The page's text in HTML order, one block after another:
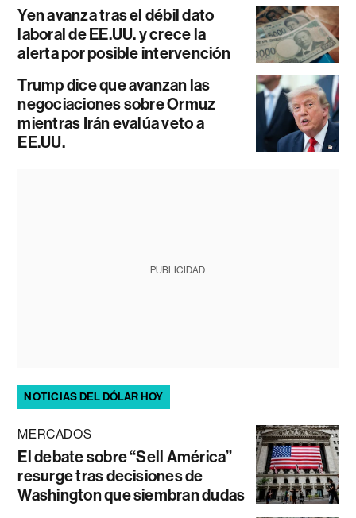
Yen avanza tras el débil dato
laboral de EE.UU. y crece la
alerta por posible intervención
Trump dice que avanzan las
negociaciones sobre Ormuz
mientras Irán evalúa veto a
EE.UU.
PUBLICIDAD
NOTICIAS DEL DÓLAR HOY
MERCADOS
El debate sobre “Sell América”
resurge tras decisiones de
Washington que siembran dudas